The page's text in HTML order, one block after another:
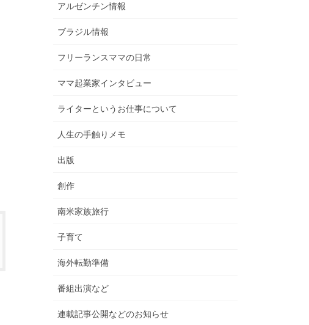
アルゼンチン情報
ブラジル情報
フリーランスママの日常
ママ起業家インタビュー
ライターというお仕事について
人生の手触りメモ
出版
創作
南米家族旅行
子育て
海外転勤準備
番組出演など
連載記事公開などのお知らせ